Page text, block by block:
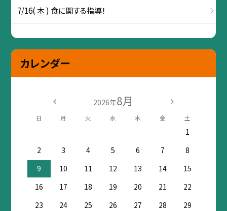
7/16( 木 ) 食に関する指導！
カレンダー
2026年8月
日 月 火 水 木 金 土
1
2
3 4 5 6 7
8
9
10 11 12 13 14
15
16
17 18 19 20 21
22
23
24 25 26 27 28
29